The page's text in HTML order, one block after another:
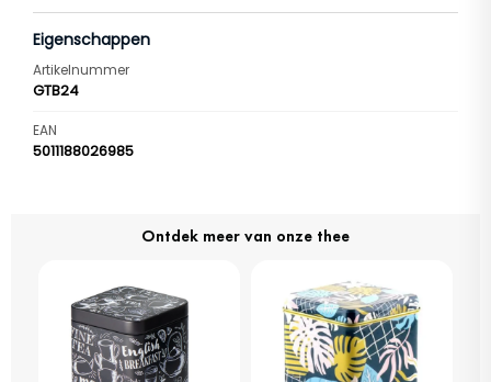
Eigenschappen
Artikelnummer
GTB24
EAN
5011188026985
Ontdek meer van onze thee